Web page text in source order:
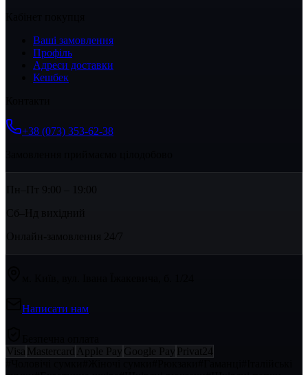
Ваші замовлення
Профіль
Адреси доставки
Кешбек
+38 (073) 353-62-38
Пн–Пт 9:00 – 19:00
Сб–Нд вихідний
Написати нам
Visa Mastercard Apple Pay Google Pay Privat24